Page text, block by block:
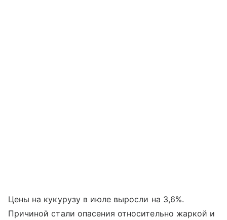
Цены на кукурузу в июле выросли на 3,6%.
Причиной стали опасения относительно жаркой и